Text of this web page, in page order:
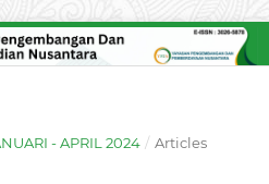
- APRIL 2024 / Articles